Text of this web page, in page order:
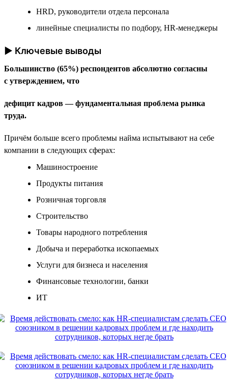
HRD, руководители отдела персонала
линейные специалисты по подбору, HR-менеджеры
► Ключевые выводы
Большинство (65%) респондентов абсолютно согласны
с утверждением, что
дефицит кадров — фундаментальная проблема рынка
труда.
Причём больше всего проблемы найма испытывают на себе
компании в следующих сферах:
Машиностроение
Продукты питания
Розничная торговля
Строительство
Товары народного потребления
Добыча и переработка ископаемых
Услуги для бизнеса и населения
Финансовые технологии, банки
ИТ